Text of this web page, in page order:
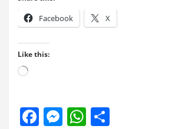
Facebook X
Like this:
Loading…
F
M W